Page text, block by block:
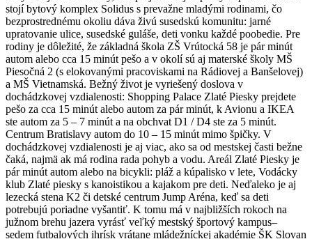
stojí bytový komplex Solidus s prevažne mladými rodinami, čo
bezprostrednému okoliu dáva živú susedskú komunitu: jarné
upratovanie ulice, susedské guláše, deti vonku každé poobedie. Pre
rodiny je dôležité, že základná škola ZŠ Vrútocká 58 je pár minút
autom alebo cca 15 minút pešo a v okolí sú aj materské školy MŠ
Piesočná 2 (s elokovanými pracoviskami na Rádiovej a Banšelovej)
a MŠ Vietnamská. Bežný život je vyriešený doslova v
dochádzkovej vzdialenosti: Shopping Palace Zlaté Piesky prejdete
pešo za cca 15 minút alebo autom za pár minút, k Avionu a IKEA
ste autom za 5 – 7 minút a na obchvat D1 / D4 ste za 5 minút.
Centrum Bratislavy autom do 10 – 15 minút mimo špičky. V
dochádzkovej vzdialenosti je aj viac, ako sa od mestskej časti bežne
čaká, najmä ak má rodina rada pohyb a vodu. Areál Zlaté Piesky je
pár minút autom alebo na bicykli: pláž a kúpalisko v lete, Vodácky
klub Zlaté piesky s kanoistikou a kajakom pre deti. Neďaleko je aj
lezecká stena K2 či detské centrum Jump Aréna, keď sa deti
potrebujú poriadne vyšantiť. K tomu má v najbližších rokoch na
južnom brehu jazera vyrásť veľký mestský športový kampus–
sedem futbalových ihrísk vrátane mládežníckej akadémie ŠK Slovan